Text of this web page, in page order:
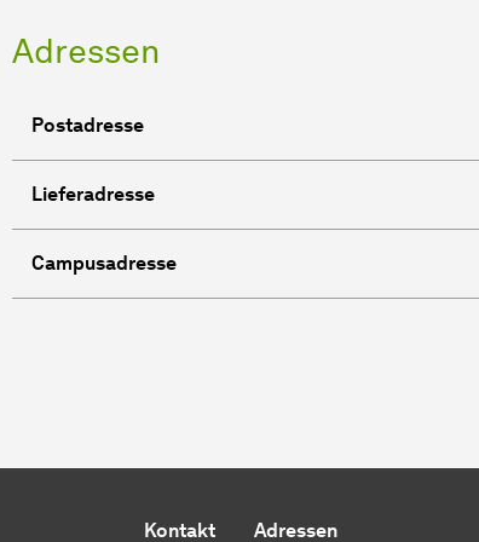
Adressen
Postadresse
Lieferadresse
Campusadresse
Kontakt Adressen